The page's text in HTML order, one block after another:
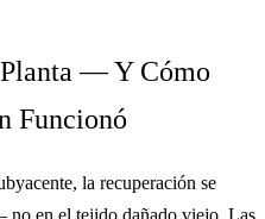
— Y Cómo
Funcionó
la recuperación se